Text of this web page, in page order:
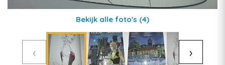
Bekijk alle foto's (4)
‹ ›